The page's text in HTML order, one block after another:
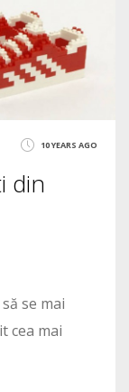
10 YEARS AGO
din
se mai
cea mai